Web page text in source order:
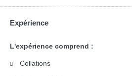
Expérience
L'expérience comprend :
Collations